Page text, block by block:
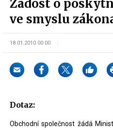
Žádost o
ve smyslu
18.01.2010 00:00
Dotaz:
Obchodní společnost žádá